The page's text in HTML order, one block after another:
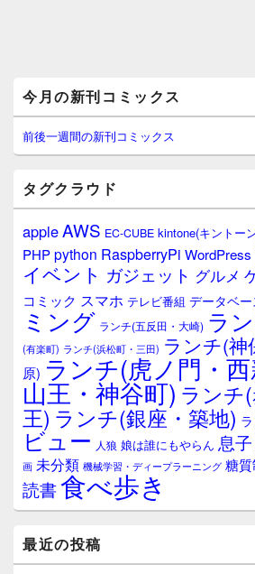
イ
ン
サ
イ
ウ
ィ
ジ
ェ
ア
今月の新刊コミックス
前後一週間の新刊コミックス
タグクラウド
appleAWS EC-CUBE kintone(キントー
PHPpython RaspberryPi WordPress
イベント ガジェット グルメ
コミック スマホ テレビ番組 データベー
ミング ランチ(五反田・大崎) ラ
(有楽町) ランチ(浜松町・三田) ランチ(神
原) ランチ(虎ノ門・
山王・神谷町) ランチ
王) ランチ(銀座・築地)
ビュー 人狼 娘は誰にもやらん 息子
画 未分類 機械学習・ディープラーニング 糖
読書食べ歩き
最近の投稿